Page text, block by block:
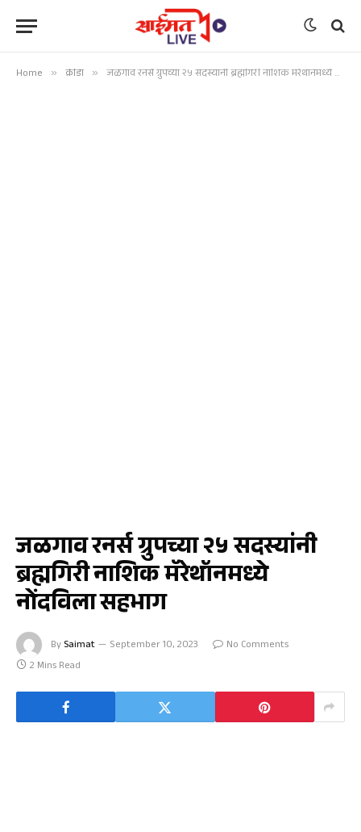
Home » क्रीडा » जळगाव रनर्स ग्रुपच्या २५ सदस्यांनी ब्रह्मगिरी नाशिक मॅरेथॉनमध्ये नोंदविला सहभाग
जळगाव रनर्स ग्रुपच्या २५ सदस्यांनी
ब्रह्मगिरी नाशिक मॅरेथॉनमध्ये
नोंदविला सहभाग
By Saimat September 10, 2023
No Comments
2 Mins Read